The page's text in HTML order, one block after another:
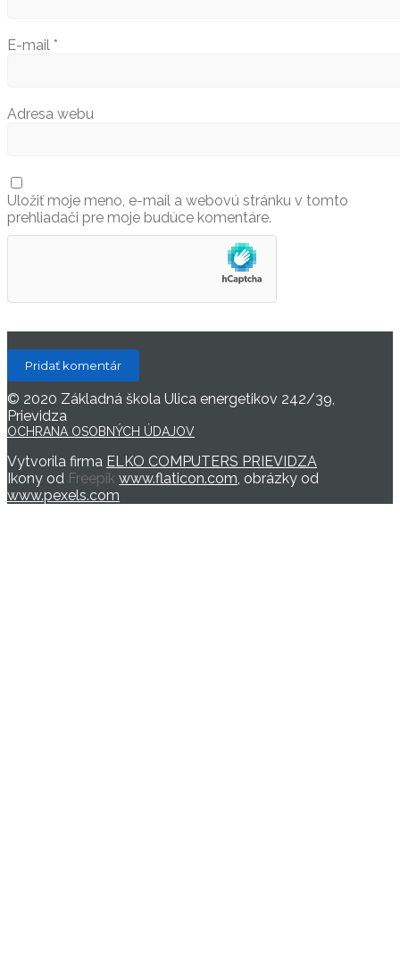
E-mail *
Adresa webu
Uložiť moje meno, e-mail a webovú stránku v tomto
prehliadači pre moje budúce komentáre.
© 2020 Základná škola Ulica energetikov 242/39,
Prievidza
OCHRANA OSOBNÝCH ÚDAJOV
Vytvorila firma ELKO COMPUTERS PRIEVIDZA
Ikony od Freepik www.flaticon.com, obrázky od
www.pexels.com